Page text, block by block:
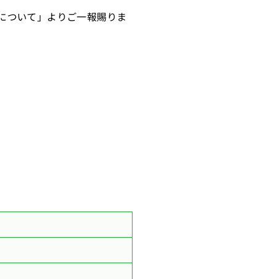
ついて」よりご一報賜りま